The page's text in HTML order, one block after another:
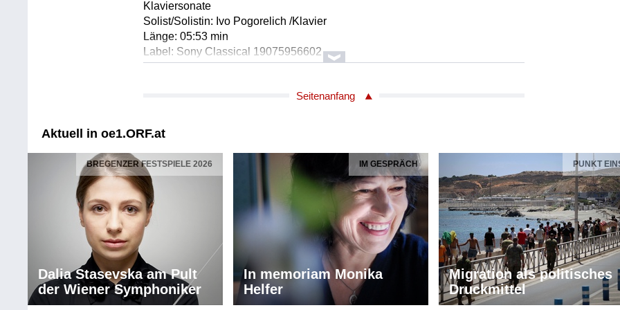
Klaviersonate
Solist/Solistin: Ivo Pogorelich /Klavier
Länge: 05:53 min
Label: Sony Classical 19075956602
Album: Music is the Cure! oder La Ninfeas musikalische Hausapotheke
Ausführende: Ensemble La Ninfea
Ausführender/Ausführende: Christian Heim /Viola da gamba
Ausführender/Ausführende: Simon Linné /Barockgitarre
Ausführender/Ausführende: Andreas Küppers /Cembalo
Länge: 01:06 min
Label: Perfect Noise Radio Bremen PN1
Komponist/Komponistin: Marin Marais
Album: Music is the Cure! oder La Ninfeas musikalische Hausapotheke
Titel: Le Tableau de l'operation de la taille - für Instrumentalensemble
Anderssprachiger Titel: Musikalisches Abbild einer Blasenstein-Operation
Seitenanfang
Aktuell in oe1.ORF.at
BREGENZER FESTSPIELE 2026
Dalia Stasevska am Pult
der Wiener Symphoniker
IM GESPRÄCH
In memoriam Monika
Helfer
PUNKT
Migration als politisches
Druckmittel